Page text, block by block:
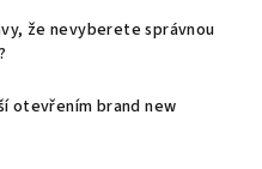
že nevyberete správnou
otevřením brand new